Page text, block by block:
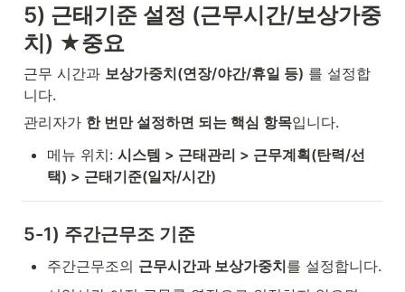
5) 근태기준 설정 (근무시간/보상가중
치) ★중요
근무 시간과 보상가중치(연장/야간/휴일 등) 를 설정합
니다.
관리자가 한 번만 설정하면 되는 핵심 항목입니다.
메뉴 위치: 시스템 > 근태관리 > 근무계획(탄력/선
택) > 근태기준(일자/시간)
5-1) 주간근무조 기준
주간근무조의 근무시간과 보상가중치를 설정합니다.